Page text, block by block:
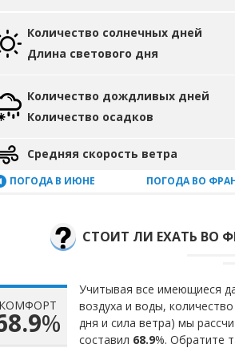
Количество солнечных дней
Длина светового дня
Количество дождливых дней
Количество осадков
Средняя скорость ветра
ПОГОДА В ИЮНЕ ПОГОДА ВО
СТОИТ ЛИ ЕХАТЬ ВО
КОМФОРТ
%
Учитывая все имеющиеся
воздуха и воды,
дня и сила ветра) мы
составил 68.9%. Обратите